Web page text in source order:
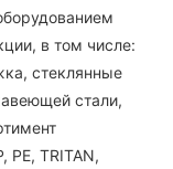
в том числе:
стеклянные
стали,
PE, TRITAN,